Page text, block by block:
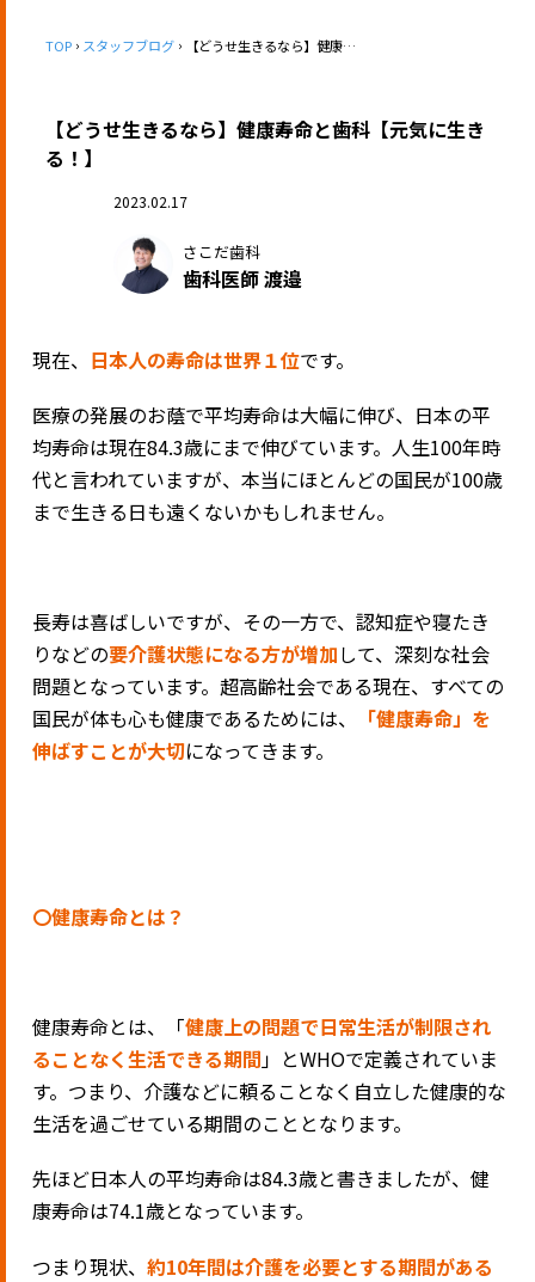
TOP スタッフブログ 【どうせ生きるなら】健康寿命と歯科【元気に生きる！】
【どうせ生きるなら】健康寿命と歯科【元気に生き
る！】
2023.02.17
さこだ歯科
歯科医師 渡邉
現在、 日本人の寿命は世界１位です。
医療の発展のお蔭で平均寿命は大幅に伸び、日本の平
均寿命は現在84.3歳にまで伸びています。人生100年時
代と言われていますが、本当にほとんどの国民が100歳
まで生きる日も遠くないかもしれません。
長寿は喜ばしいですが、その一方で、認知症や寝たき
りなどの要介護状態になる方が増加して、深刻な社会
問題となっています。超高齢社会である現在、すべての
国民が体も心も健康であるためには、
「健康寿命」を
伸ばすことが大切になってきます。
〇健康寿命とは？
健康寿命とは、「健康上の問題で日常生活が制限され
ることなく生活できる期間」とWHOで定義されていま
す。つまり、介護などに頼ることなく自立した健康的な
生活を過ごせている期間のこととなります。
先ほど日本人の平均寿命は84.3歳と書きましたが、健
康寿命は74.1歳となっています。
つまり現状、約10年間は介護を必要とする期間がある